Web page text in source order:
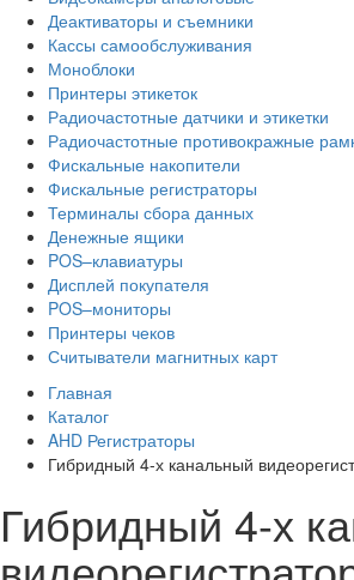
Деактиваторы и съемники
Кассы самообслуживания
Моноблоки
Принтеры этикеток
Радиочастотные датчики и этикетки
Радиочастотные противокражные
Фискальные накопители
Фискальные регистраторы
Терминалы сбора данных
Денежные ящики
POS–клавиатуры
Дисплей покупателя
POS–мониторы
Принтеры чеков
Считыватели магнитных карт
Главная
Каталог
AHD Регистраторы
Гибридный 4-х канальный
Гибридный 4-х